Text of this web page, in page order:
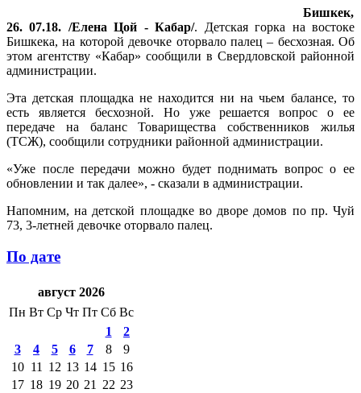
Бишкек,
26. 07.18. /Елена Цой - Кабар/. Детская горка на востоке
Бишкека, на которой девочке оторвало палец – бесхозная. Об
этом агентству «Кабар» сообщили в Свердловской районной
администрации.
Эта детская площадка не находится ни на чьем балансе, то
есть является бесхозной. Но уже решается вопрос о ее
передаче на баланс Товарищества собственников жилья
(ТСЖ), сообщили сотрудники районной администрации.
«Уже после передачи можно будет поднимать вопрос о ее
обновлении и так далее», - сказали в администрации.
Напомним, на детской площадке во дворе домов по пр. Чуй
73, 3-летней девочке оторвало палец.
По дате
август 2026
Пн Вт Ср Чт Пт Сб Вс
1
2
3
4 5 6 7 8
9
10 11 12 13 14 15 16
17 18 19 20 21 22 23